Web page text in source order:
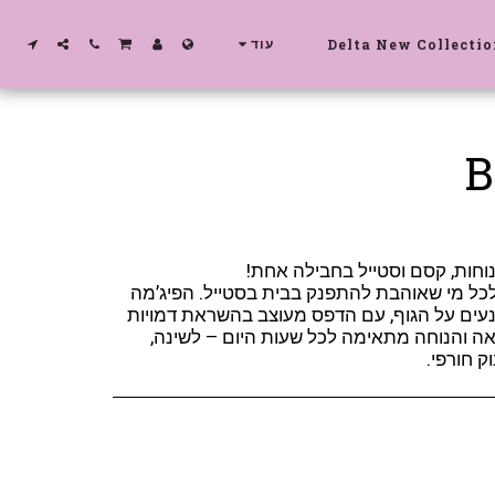
עוד
מי שאוהבת להתפנק בבית בסטייל. הפיג’מה
על הגוף, עם הדפס מעוצב בהשראת דמויות
והנוחה מתאימה לכל שעות היום – לשינה,
חורפי.